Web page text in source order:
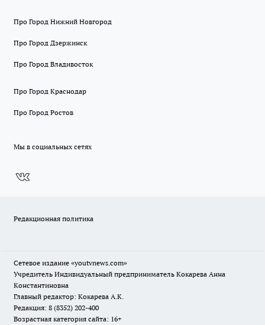
Про Город Нижний Новгород
Про Город Дзержинск
Про Город Владивосток
Про Город Краснодар
Про Город Ростов
Мы в социальных сетях
Редакционная политика
Сетевое издание «youtvnews.com»
Учредитель Индивидуальный предприниматель Кокарева Анна
Константиновна
Главный редактор: Кокарева А.К.
Редакция: 8 (8352) 202-400
Возрастная категория сайта: 16+